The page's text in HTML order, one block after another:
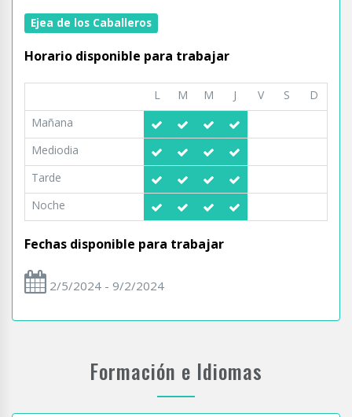
Ejea de los Caballeros
Horario disponible para trabajar
L M M J V S
D
Mañana
Mediodia
Tarde
Noche
Fechas disponible para trabajar
2/5/2024 - 9/2/2024
Formación e Idiomas